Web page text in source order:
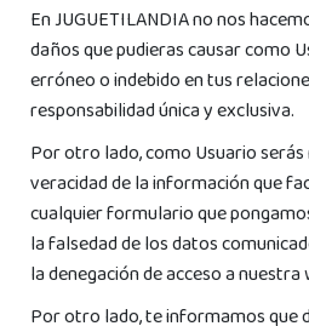
En JUGUETILANDIA no nos
daños que pudieras causar como
erróneo o indebido en tus
responsabilidad única y exclusiva.
Por otro lado, como Usuario
veracidad de la información que
cualquier formulario que
la falsedad de los datos
la denegación de acceso a nuestra